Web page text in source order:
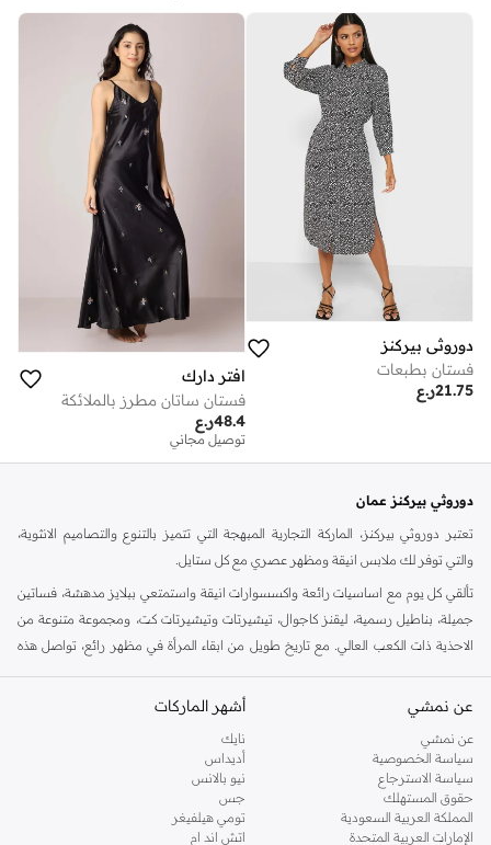
دوروثي بيركنز
فستان بطبعات
ر.ع21.75
افتر دارك
فستان ساتان مطرز بالملائكة
ر.ع48.4
توصيل مجاني
دوروثي بيركنز عمان
تعتبر دوروثي بيركنز، الماركة التجارية المبهجة التي تتميز بالتنوع والتصاميم الانثوية،
والتي توفر لك ملابس انيقة ومظهر عصري مع كل ستايل.
تألقي كل يوم مع اساسيات رائعة واكسسوارات انيقة واستمتعي ببلايز مدهشة، فساتين
جميلة، بناطيل رسمية، ليقنز كاجوال، تيشيرتات وتيشيرتات كت، ومجموعة متنوعة من
الاحذية ذات الكعب العالي. مع تاريخ طويل من ابقاء المرأة في مظهر رائع، تواصل هذه
كنت تقومين بتجديد خزانة ملابسك الملائمة للعمل، البحث عن فستان مثالي للحفلات او
اليه.
تسوقي دوروثي بيركنز اون لاين مسقط
تسوقي دوروثي بيركنز اون لاين من نمشي واستمتعي باكثر من الف ستايل من مجموعة
عن نمشي
عن نمشي
سياسة الخصوصية
سياسة الاسترجاع
حقوق المستهلك
المملكة العربية السعودية
الإمارات العربية المتحدة
أشهر الماركات
نايك
أديداس
نيو بالانس
جس
تومي هيلفيغر
اتش اند ام